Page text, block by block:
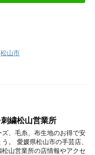
松山市
繍松山営業所
、毛糸、布生地のお得で安
。 愛媛県松山市の手芸店、
山営業所の店情報やアクセ